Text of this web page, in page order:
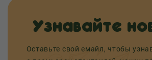
Узнавайте
Оставьте свой емайл, чтобы